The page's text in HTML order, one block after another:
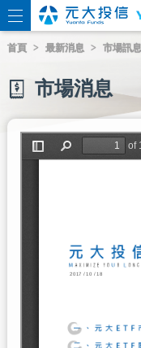
首頁 最新消息 市場訊息
市場消息